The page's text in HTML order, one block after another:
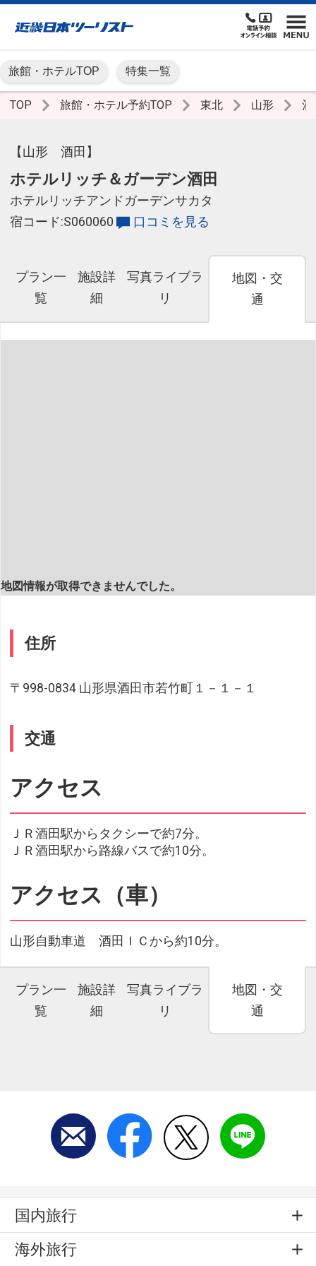
旅館・ホテルTOP 特集一覧
TOP 旅館・ホテル予約TOP 東北 山形
【山形 酒田】
ホテルリッチ＆ガーデン酒田
ホテルリッチアンドガーデンサカタ
宿コード:S060060
口コミを見る
プラン一
覧
施設詳
細
写真ライブラ
リ
地図・交
通
地図情報が取得できませんでした。
住所
〒998-0834 山形県酒田市若竹町１－１－１
交通
アクセス
ＪＲ酒田駅からタクシーで約7分。
ＪＲ酒田駅から路線バスで約10分。
アクセス（車）
山形自動車道 酒田ＩＣから約10分。
プラン一
覧
施設詳
細
写真ライブラ
リ
地図・交
通
国内旅行
海外旅行